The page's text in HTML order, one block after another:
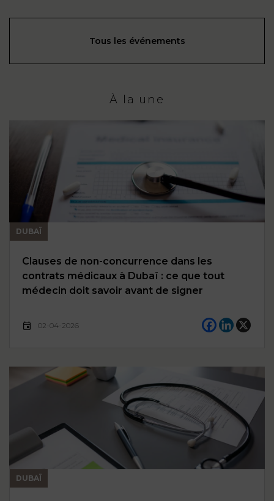
Tous les événements
À la une
DUBAÏ
Clauses de non-concurrence dans les
contrats médicaux à Dubaï : ce que tout
médecin doit savoir avant de signer
02-04-2026
DUBAÏ